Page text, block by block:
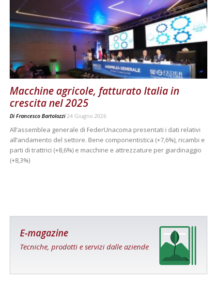
Macchine agricole, fatturato Italia in
crescita nel 2025
Di Francesco Bartolozzi 24 Giugno 2026
All’assemblea generale di FederUnacoma presentati i dati relativi
all’andamento del settore. Bene componentistica (+7,6%), ricambi e
parti di trattrici (+8,6%) e macchine e attrezzature per giardinaggio
(+8,3%)
E-magazine
Tecniche, prodotti e servizi dalle aziende